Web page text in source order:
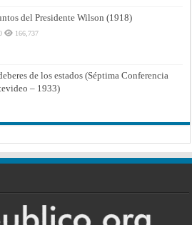
del Presidente Wilson (1918)
166,737
de los estados (Séptima Conferencia
– 1933)